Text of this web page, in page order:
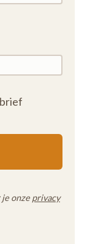
onze privacy